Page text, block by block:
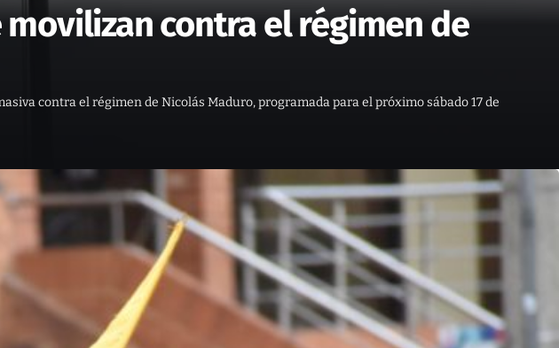
contra el régimen de
contra el régimen de Nicolás Maduro, programada para el próximo sábado 17 de